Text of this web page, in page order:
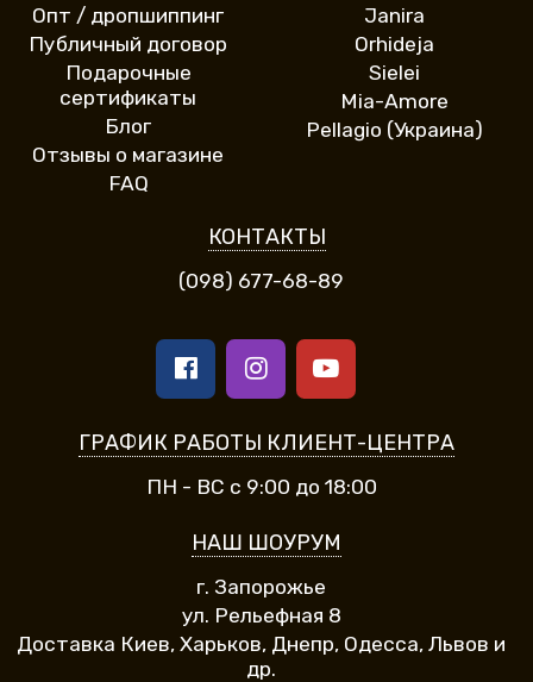
Опт / дропшиппинг
Публичный договор
Подарочные
сертификаты
Блог
Отзывы о магазине
FAQ
Janira
Orhideja
Sielei
Mia-Amore
Pellagio (Украина)
КОНТАКТЫ
(098) 677-68-89
ГРАФИК РАБОТЫ КЛИЕНТ-ЦЕНТРА
ПН - ВС с 9:00 до 18:00
НАШ ШОУРУМ
г. Запорожье
ул. Рельефная 8
Доставка Киев, Харьков, Днепр, Одесса, Львов и
др.